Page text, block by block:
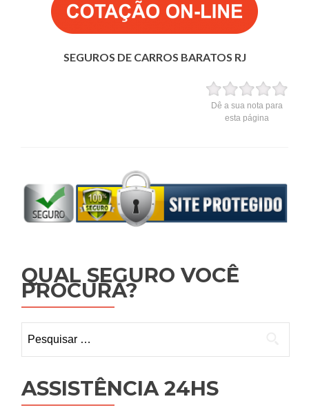
SEGUROS DE CARROS BARATOS RJ
Dê a sua nota para
esta página
QUAL SEGURO VOCÊ
PROCURA?
por:
ASSISTÊNCIA 24HS